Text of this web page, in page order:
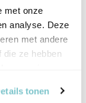
met onze
analyse. Deze
met andere
ze hebben
tonen